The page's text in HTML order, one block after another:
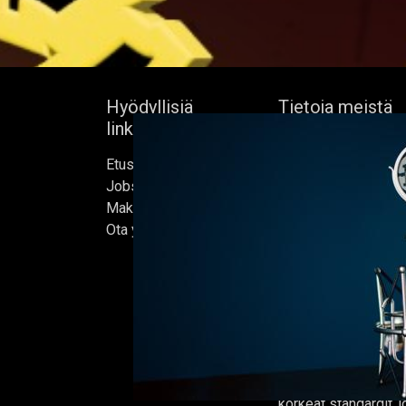
Hyödyllisiä
linkkejä
Etusivu
Jobs
Make Good
Ota yhteyttä
Tietoja meistä
Bock's Corner
itsenäinen panimo
sydämessä, joka
1890. Lähes
vuoden hiljaiselon
kunnostetussa
helmikuussa 2015,
Oluet
ja jokaisen erän on